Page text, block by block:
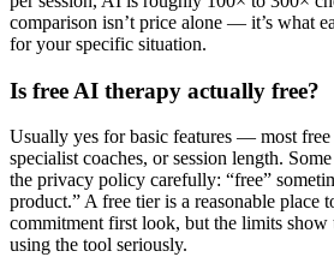
comparison isn’t price alone — it’s what
for your specific situation.
Is free AI therapy actually free?
Usually yes for basic features — most
specialist coaches, or session length.
the privacy policy carefully: “free”
product.” A free tier is a reasonable place
commitment first look, but the limits show
using the tool seriously.